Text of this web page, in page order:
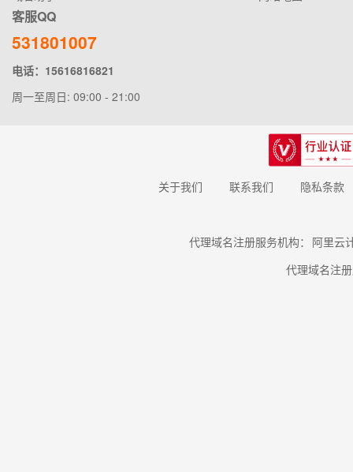
客服QQ
531801007
电话：15616816821
周一至周日: 09:00 - 21:00
关于我们 联系我们 隐私条款
代理域名注册服务机构： 阿里云
代理域名注